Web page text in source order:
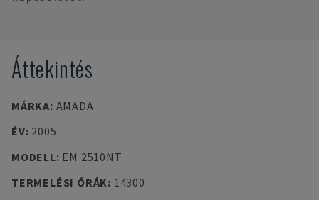
Áttekintés
MÁRKA: AMADA
ÉV: 2005
MODELL: EM 2510NT
TERMELÉSI ÓRÁK: 14300